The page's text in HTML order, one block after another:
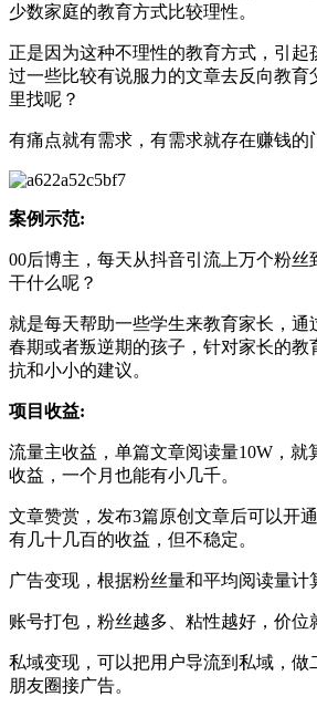
少数家庭的教育方式比较理性。
正是因为这种不理性的教育方式，引起
过一些比较有说服力的文章去反向教育
里找呢？
有痛点就有需求，有需求就存在赚钱的
案例示范:
00后博主，每天从抖音引流上万个粉丝
干什么呢？
就是每天帮助一些学生来教育家长，通
春期或者叛逆期的孩子，针对家长的教
抗和小小的建议。
项目收益:
流量主收益，单篇文章阅读量10W，就
收益，一个月也能有小几千。
文章赞赏，发布3篇原创文章后可以开
有几十几百的收益，但不稳定。
广告变现，根据粉丝量和平均阅读量计
账号打包，粉丝越多、粘性越好，价位
私域变现，可以把用户导流到私域，做
朋友圈接广告。